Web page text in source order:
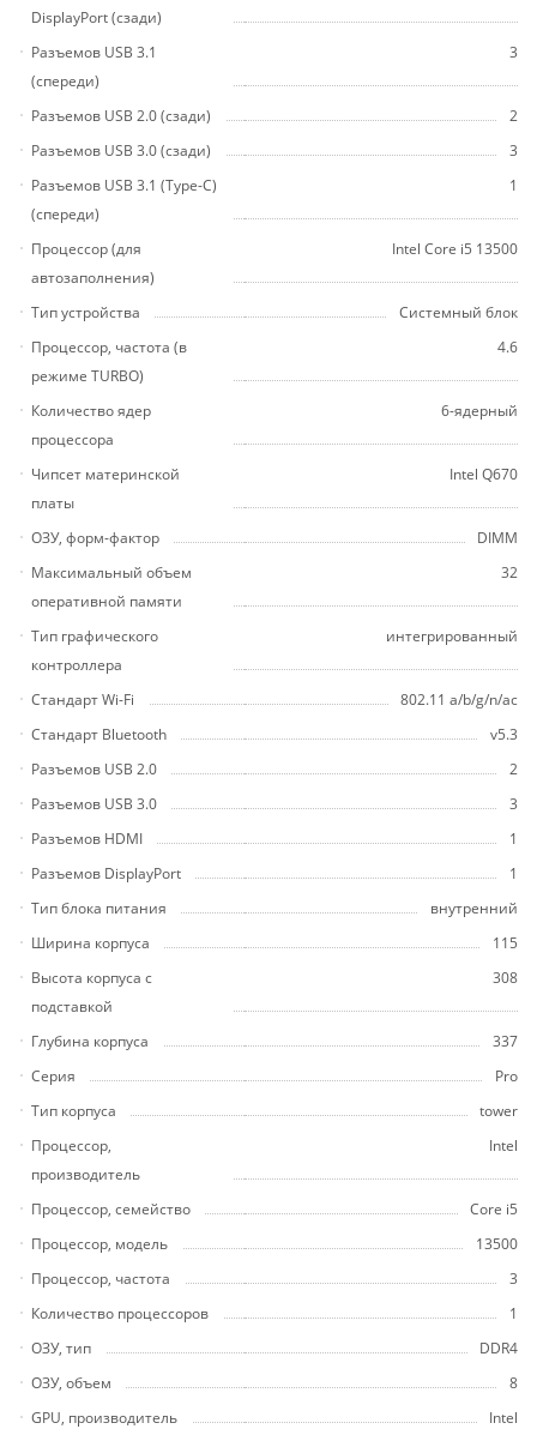
DisplayPort (сзади)
Разъемов USB 3.1
(спереди)
3
Разъемов USB 2.0 (сзади)
2
Разъемов USB 3.0 (сзади)
3
Разъемов USB 3.1 (Type-C)
(спереди)
1
Процессор (для
автозаполнения)
Intel Core i5 13500
Тип устройства
Системный блок
Процессор, частота (в
режиме TURBO)
4.6
Количество ядер
процессора
6-ядерный
Чипсет материнской
платы
Intel Q670
ОЗУ, форм-фактор
DIMM
Максимальный объем
оперативной памяти
32
Тип графического
контроллера
интегрированный
Стандарт Wi-Fi
802.11 a/b/g/n/ac
Стандарт Bluetooth
v5.3
Разъемов USB 2.0
2
Разъемов USB 3.0
3
Разъемов HDMI
1
Разъемов DisplayPort
1
Тип блока питания
внутренний
Ширина корпуса
115
Высота корпуса с
подставкой
308
Глубина корпуса
337
Серия
Pro
Тип корпуса
tower
Процессор,
производитель
Intel
Процессор, семейство
Core i5
Процессор, модель
13500
Процессор, частота
3
Количество процессоров
1
ОЗУ, тип
DDR4
ОЗУ, объем
8
GPU, производитель
Intel